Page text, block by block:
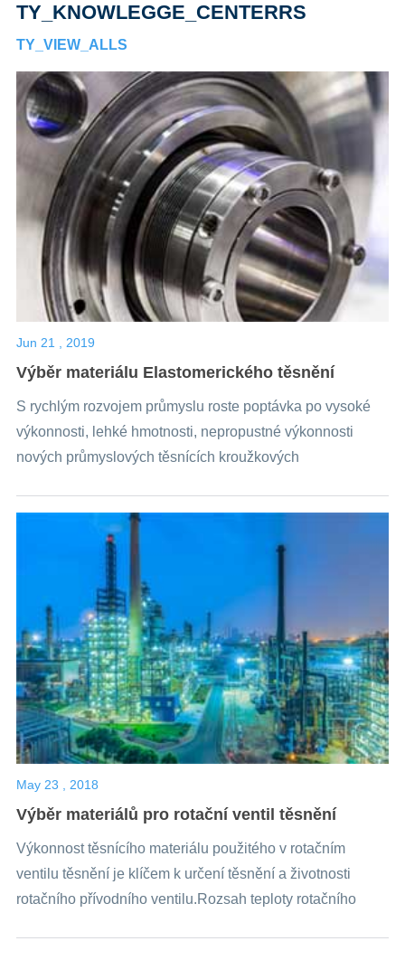
TY_KNOWLEGGE_CENTERRS
TY_VIEW_ALLS
Jun 21 , 2019
Výběr materiálu Elastomerického těsnění
S rychlým rozvojem průmyslu roste poptávka po vysoké
výkonnosti, lehké hmotnosti, nepropustné výkonnosti
nových průmyslových těsnících kroužkových
May 23 , 2018
Výběr materiálů pro rotační ventil těsnění
Výkonnost těsnícího materiálu použitého v rotačním
ventilu těsnění je klíčem k určení těsnění a životnosti
rotačního přívodního ventilu.Rozsah teploty rotačního